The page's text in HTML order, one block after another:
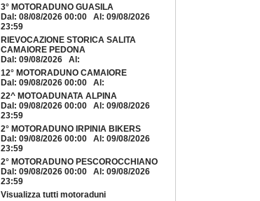
3° MOTORADUNO GUASILA
Dal: 08/08/2026 00:00 Al: 09/08/2026
23:59
RIEVOCAZIONE STORICA SALITA
CAMAIORE PEDONA
Dal: 09/08/2026 Al:
12° MOTORADUNO CAMAIORE
Dal: 09/08/2026 00:00 Al:
22^ MOTOADUNATA ALPINA
Dal: 09/08/2026 00:00 Al: 09/08/2026
23:59
2° MOTORADUNO IRPINIA BIKERS
Dal: 09/08/2026 00:00 Al: 09/08/2026
23:59
2° MOTORADUNO PESCOROCCHIANO
Dal: 09/08/2026 00:00 Al: 09/08/2026
23:59
Visualizza tutti motoraduni